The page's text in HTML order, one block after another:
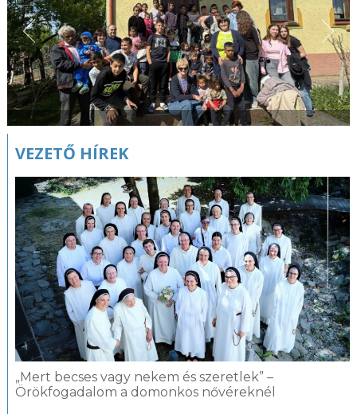
VEZETŐ HÍREK
„Mert becses vagy nekem és szeretlek” –
Örökfogadalom a domonkos nővéreknél